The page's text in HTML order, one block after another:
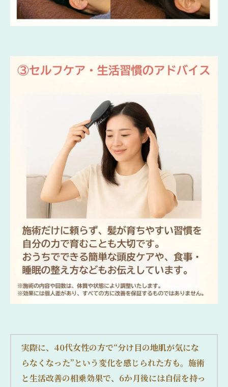
実際に、40代女性の方で“分け目の地肌が気にな
らなくなった”という変化を感じられた方も。施術
と生活改善の相乗効果で、6か月後には自信を持っ